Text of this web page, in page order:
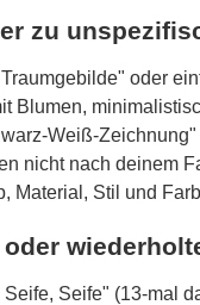
zu
oder
Blumen,
Weiß-Zeichnung"
nicht nach deinem
Material, Stil und
Seife, Seife" (13-mal